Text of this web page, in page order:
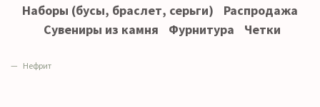
Наборы (бусы, браслет, серьги)
Распродажа
Сувениры из камня
Фурнитура Четки
Нефрит